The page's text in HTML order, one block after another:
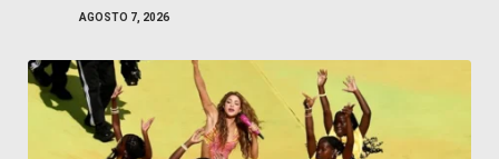
AGOSTO 7, 2026